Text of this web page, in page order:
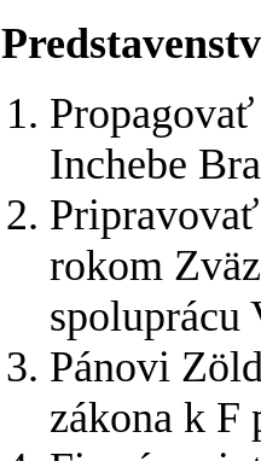
Inchebe
rokom
Pánovi
zákona k F